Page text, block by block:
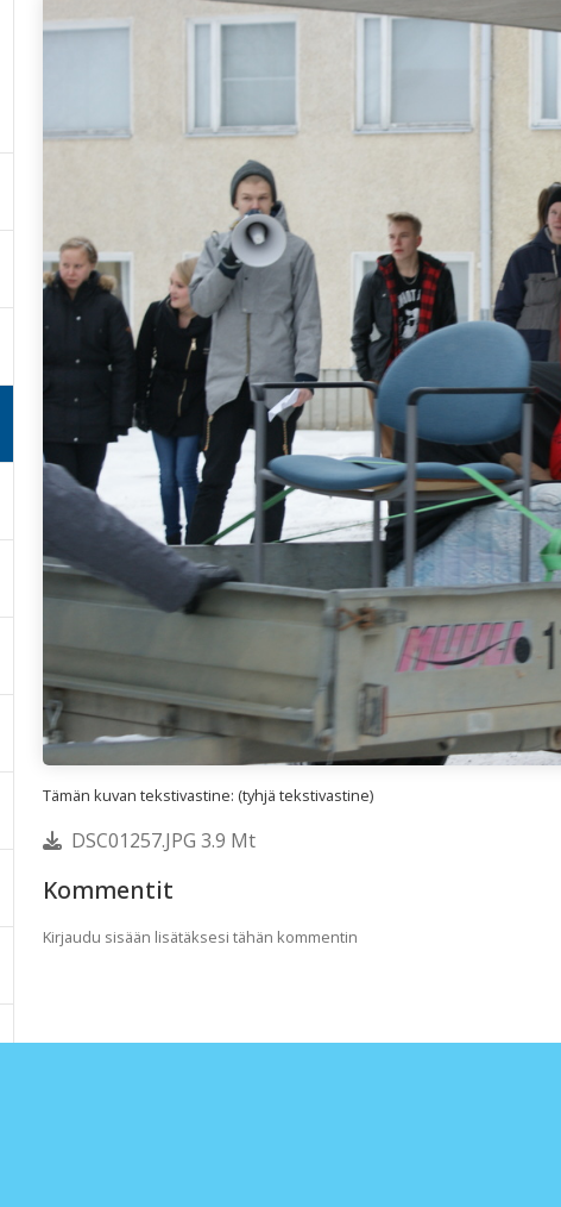
Tämän kuvan tekstivastine: (tyhjä tekstivastine)
DSC01257.JPG 3.9 Mt
Kommentit
Kirjaudu sisään lisätäksesi tähän kommentin